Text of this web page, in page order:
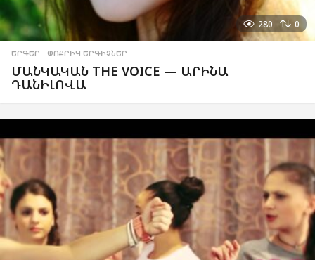
280 0
ԵՐԳԵՐ ,ՓՈՔՐԻԿ ԵՐԳԻՉՆԵՐ
ՄԱՆԿԱԿԱՆ THE VOICE — ԱՐԻՆԱ
ԴԱՆԻԼՈՎԱ